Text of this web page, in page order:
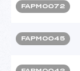
FAPM0072
FAPM0045